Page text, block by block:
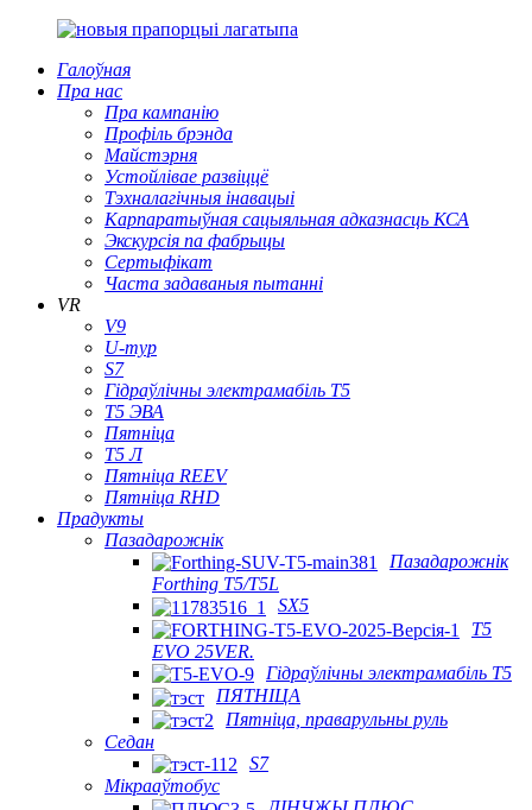
Галоўная
Пра нас
Пра кампанію
Профіль брэнда
Майстэрня
Устойлівае развіццё
Тэхналагічныя інавацыі
Карпаратыўная сацыяльная адказнасць КСА
Экскурсія па фабрыцы
Сертыфікат
Часта задаваныя пытанні
VR
V9
U-тур
S7
Гідраўлічны электрамабіль T5
Т5 ЭВА
Пятніца
Т5 Л
Пятніца REEV
Пятніца RHD
Прадукты
Пазадарожнік
Пазадарожнік
Forthing T5/T5L
SX5
T5
EVO 25VER.
Гідраўлічны электрамабіль T5
ПЯТНІЦА
Пятніца, праварульны руль
Седан
S7
Мікрааўтобус